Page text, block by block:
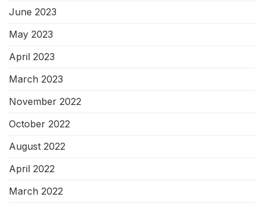
June 2023
May 2023
April 2023
March 2023
November 2022
October 2022
August 2022
April 2022
March 2022